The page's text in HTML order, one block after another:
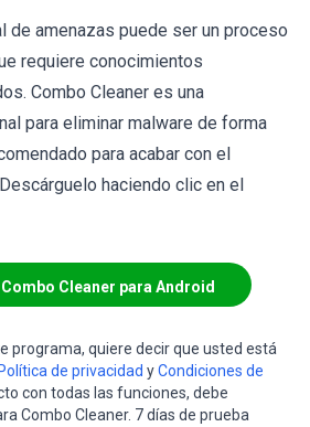
de amenazas puede ser un proceso
requiere conocimientos
Combo Cleaner es una
para eliminar malware de forma
para acabar con el
haciendo clic en el
Combo Cleaner para Android
programa, quiere decir que usted está
Política de privacidad yCondiciones de
con todas las funciones, debe
Combo Cleaner. 7 días de prueba